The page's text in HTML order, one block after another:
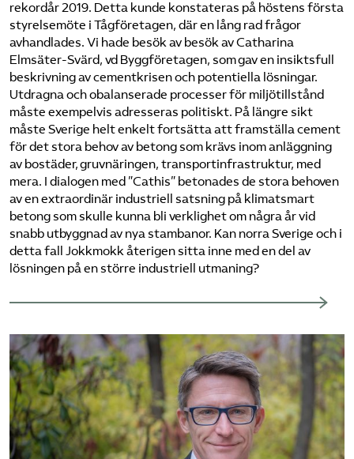
rekordår 2019. Detta kunde konstateras på höstens första
styrelsemöte i Tågföretagen, där en lång rad frågor
avhandlades. Vi hade besök av besök av Catharina
Elmsäter-Svärd, vd Byggföretagen, som gav en insiktsfull
beskrivning av cementkrisen och potentiella lösningar.
Utdragna och obalanserade processer för miljötillstånd
måste exempelvis adresseras politiskt. På längre sikt
måste Sverige helt enkelt fortsätta att framställa cement
för det stora behov av betong som krävs inom anläggning
av bostäder, gruvnäringen, transportinfrastruktur, med
mera. I dialogen med ”Cathis” betonades de stora behoven
av en extraordinär industriell satsning på klimatsmart
betong som skulle kunna bli verklighet om några år vid
snabb utbyggnad av nya stambanor. Kan norra Sverige och i
detta fall Jokkmokk återigen sitta inne med en del av
lösningen på en större industriell utmaning?